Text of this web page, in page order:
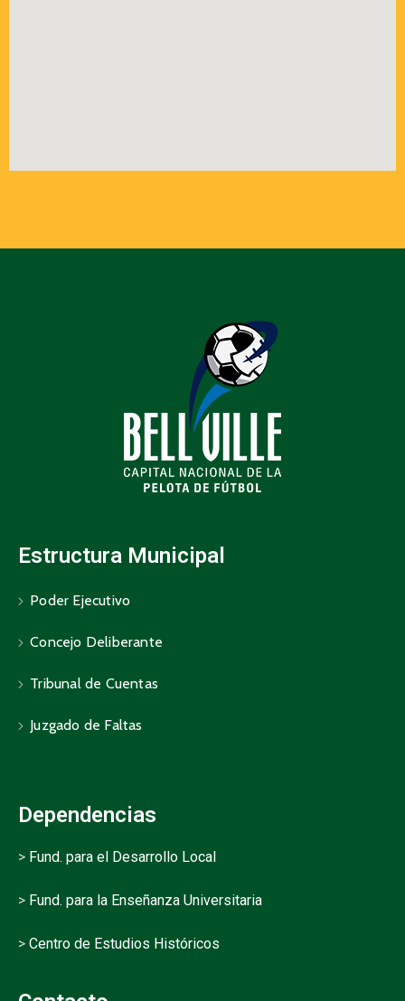
Estructura Municipal
Poder Ejecutivo
Concejo Deliberante
Tribunal de Cuentas
Juzgado de Faltas
Dependencias
> Fund. para el Desarrollo Local
> Fund. para la Enseñanza Universitaria
> Centro de Estudios Históricos